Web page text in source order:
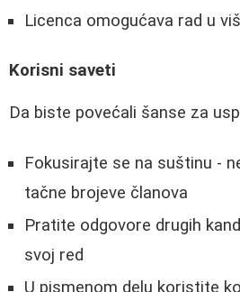
Licenca omogućava rad u
Korisni saveti
Da biste povećali šanse za
Fokusirajte se na suštinu -
tačne brojeve članova
Pratite odgovore drugih
svoj red
U pismenom delu koristite